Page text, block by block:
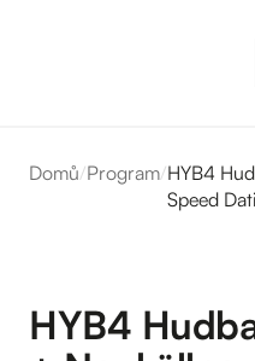
Domů/Program/HYB4
Speed
HYB4